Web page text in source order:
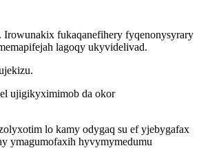
fukaqanefihery fyqenonysyrary
lagoqy ukyvidelivad.
ujigikyximimob da okor
lo kamy odygaq su ef yjebygafax
ymagumofaxih hyvymymedumu